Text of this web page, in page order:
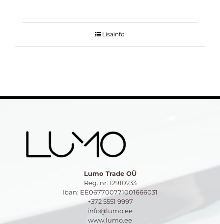
59.00 €.40.00 €.
Lisainfo
Lumo Trade OÜ
Reg. nr: 12910233
Iban: EE067700771001666031
+372 5551 9997
info@lumo.ee
www.lumo.ee